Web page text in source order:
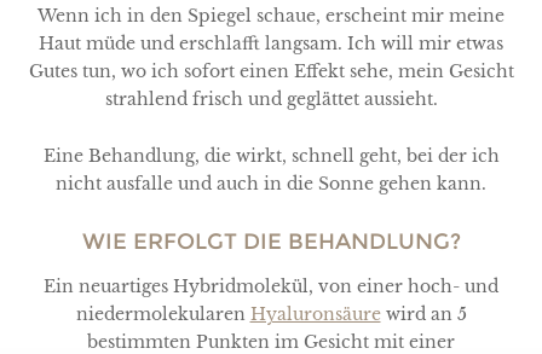
Wenn ich in den Spiegel schaue, erscheint mir meine
Haut müde und erschlafft langsam. Ich will mir etwas
Gutes tun, wo ich sofort einen Effekt sehe, mein Gesicht
strahlend frisch und geglättet aussieht.
Eine Behandlung, die wirkt, schnell geht, bei der ich
nicht ausfalle und auch in die Sonne gehen kann.
WIE ERFOLGT DIE BEHANDLUNG?
Ein neuartiges Hybridmolekül, von einer hoch- und
niedermolekularen Hyaluronsäurewird an 5
bestimmten Punkten im Gesicht mit einer